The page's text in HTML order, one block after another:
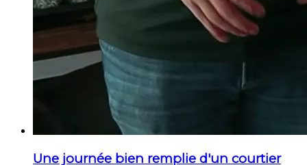
Une journée bien remplie d'un courtier